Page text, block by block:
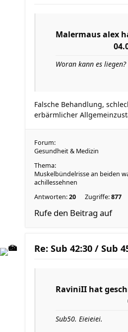
Malermaus alex
Woran kann es liegen?
Falsche Behandlung,
erbärmlicher
Forum:
Gesundheit & Medizin
Thema:
Muskelbündelrisse an beiden
achillessehnen
Antworten:20 Zugriffe:877
Rufe den Beitrag auf
Re: Sub 42:30 / Sub
RaviniII hat
Sub50. Eieieiei.